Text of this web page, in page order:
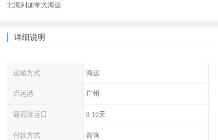
北海到加拿大海运
详细说明
运输方式 海运
启运港 广州
最迟装运日 8-10天
付款方式 咨询